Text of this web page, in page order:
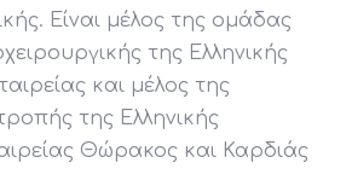
Είναι μέλος της ομάδας
της Ελληνικής
και μέλος της
της Ελληνικής
Θώρακος και Καρδιάς